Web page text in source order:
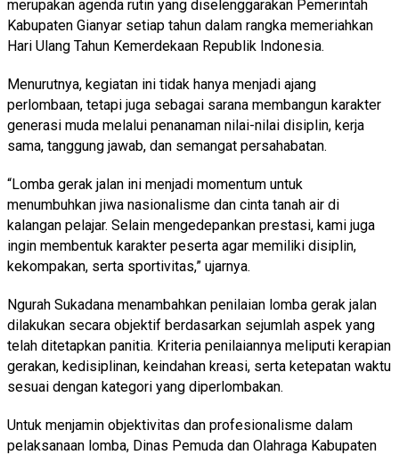
merupakan agenda rutin yang diselenggarakan Pemerintah
Kabupaten Gianyar setiap tahun dalam rangka memeriahkan
Hari Ulang Tahun Kemerdekaan Republik Indonesia.
Menurutnya, kegiatan ini tidak hanya menjadi ajang
perlombaan, tetapi juga sebagai sarana membangun karakter
generasi muda melalui penanaman nilai-nilai disiplin, kerja
sama, tanggung jawab, dan semangat persahabatan.
“Lomba gerak jalan ini menjadi momentum untuk
menumbuhkan jiwa nasionalisme dan cinta tanah air di
kalangan pelajar. Selain mengedepankan prestasi, kami juga
ingin membentuk karakter peserta agar memiliki disiplin,
kekompakan, serta sportivitas,” ujarnya.
Ngurah Sukadana menambahkan penilaian lomba gerak jalan
dilakukan secara objektif berdasarkan sejumlah aspek yang
telah ditetapkan panitia. Kriteria penilaiannya meliputi kerapian
gerakan, kedisiplinan, keindahan kreasi, serta ketepatan waktu
sesuai dengan kategori yang diperlombakan.
Untuk menjamin objektivitas dan profesionalisme dalam
pelaksanaan lomba, Dinas Pemuda dan Olahraga Kabupaten